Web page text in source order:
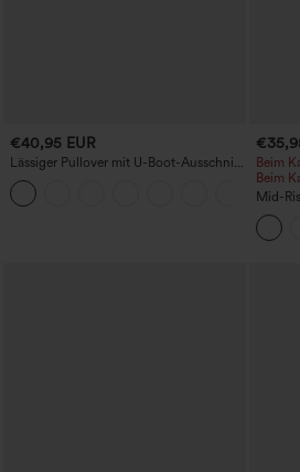
€40,95 EUR
Lässiger Pullover mit U-Boot-Ausschnitt
und Fledermausärmeln.
Beim
Beim
Mid-